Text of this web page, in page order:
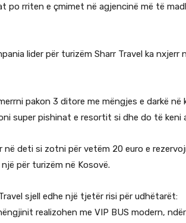
po rriten e çmimet në agjencinë më të
lider për turizëm Sharr Travel ka
pakon 3 ditore me mëngjes e darkë
super pishinat e resortit si dhe do të keni
në deti si zotni për vetëm 20 euro e
për turizëm në Kosovë.
sjell edhe një tjetër risi për udhëtarët:
realizohen me VIP BUS modern,